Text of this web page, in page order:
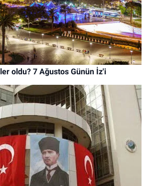
oldu? 7 Ağustos Günün İz'i